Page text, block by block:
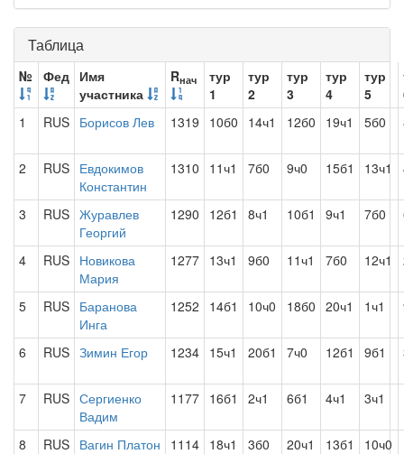
Таблица
№ Фед Имя
участника
Rнач
тур
1
тур
2
тур
3
тур
4
тур
5
1
RUS Борисов Лев 1319 10б0 14ч1 12б0 19ч1 5б0
2 RUS Евдокимов
Константин
1310 11ч1 7б0 9ч0 15б1 13ч1
3 RUS Журавлев
Георгий
1290 12б1 8ч1 10б1 9ч1 7б0
4 RUS Новикова
Мария
1277 13ч1 9б0 11ч1 7б0 12ч1
5 RUS Баранова
Инга
1252 14б1 10ч0 18б0 20ч1 1ч1
6 RUS Зимин Егор 1234 15ч1 20б1 7ч0 12б1 9б1
7 RUS Сергиенко
Вадим
1177 16б1 2ч1 6б1 4ч1 3ч1
8 RUS Вагин Платон 1114 18ч1 3б0 20ч1 13б1 10ч0